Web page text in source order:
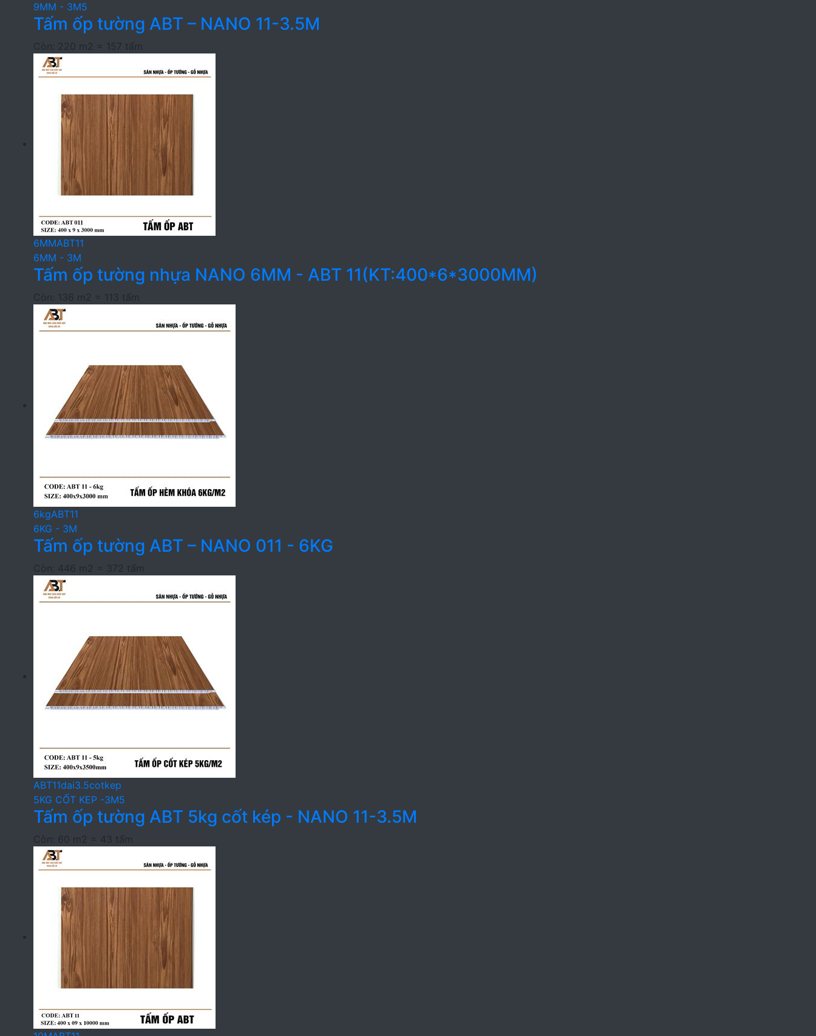
9MM - 3M5
Tấm ốp tường ABT – NANO 11-3.5M
Còn: 220 m2 = 157 tấm
6MMABT11
6MM - 3M
Tấm ốp tường nhựa NANO 6MM - ABT 11(KT:400*6*3000MM)
Còn: 136 m2 = 113 tấm
6kgABT11
6KG - 3M
Tấm ốp tường ABT – NANO 011 - 6KG
Còn: 446 m2 = 372 tấm
ABT11dai3.5cotkep
5KG CỐT KEP -3M5
Tấm ốp tường ABT 5kg cốt kép - NANO 11-3.5M
Còn: 60 m2 = 43 tấm